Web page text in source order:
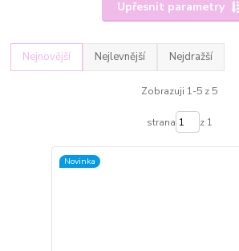
Upřesnit parametry
Nejnovější Nejlevnější Nejdražší
Zobrazuji 1-5 z 5
strana z 1
Novinka